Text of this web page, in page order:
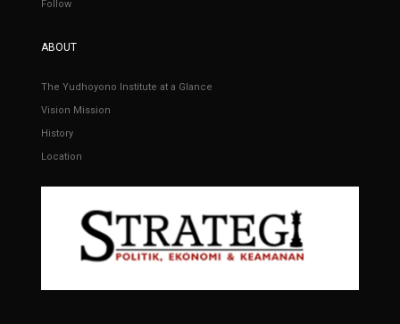
Follow
ABOUT
The Yudhoyono Institute at a Glance
Vision Mission
History
Location